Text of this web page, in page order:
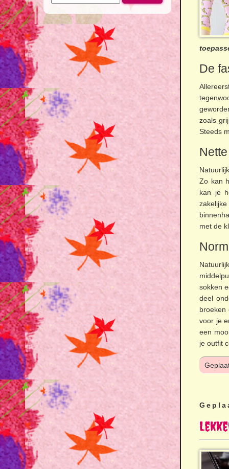
De
zoals
Steeds
Zo kan
kan je
zakelijke
met de
sokken
deel
broeken
voor je
een
je outfit
naar: